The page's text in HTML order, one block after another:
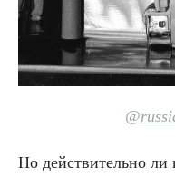
Но действительно ли